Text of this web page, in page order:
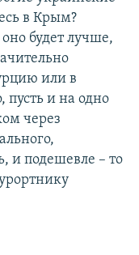
в Крым?
будет лучше,
или в
пусть и на одно
через
и подешевле – то